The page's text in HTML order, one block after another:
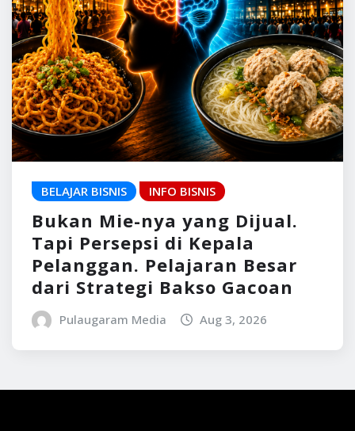
BELAJAR BISNIS INFO BISNIS
Bukan Mie-nya yang Dijual.
Tapi Persepsi di Kepala
Pelanggan. Pelajaran Besar
dari Strategi Bakso Gacoan
Pulaugaram Media Aug 3, 2026